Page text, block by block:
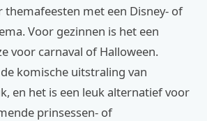
themafeesten met een Disney- of
Voor gezinnen is het een
voor carnaval of Halloween.
komische uitstraling van
en het is een leuk alternatief voor
prinsessen- of